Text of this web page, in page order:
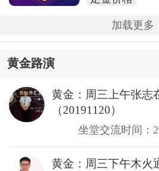
加载更多
黄金路演
黄金：周三上午张志
（20191120）
坐堂交流时间：
黄金：周三下午木火